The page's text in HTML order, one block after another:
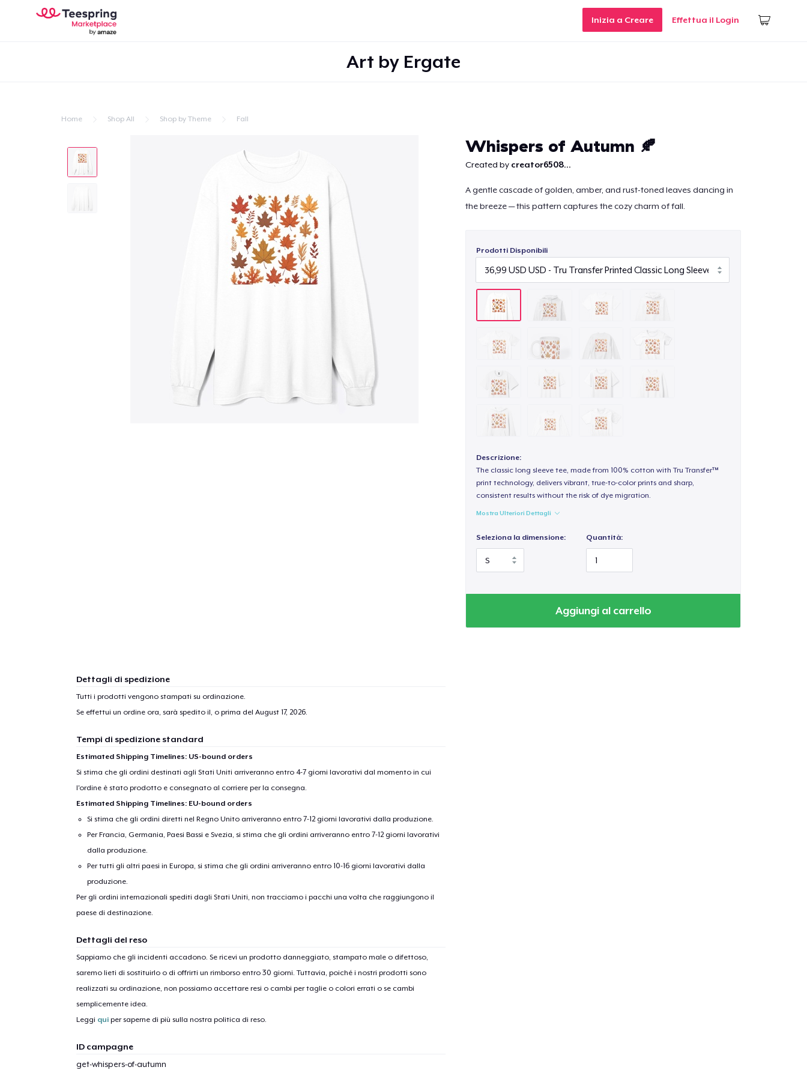
Inizia a Creare Effettua il Login
Art by Ergate
Home Shop All Shop by Theme Fall
Whispers of Autumn 🍂
Created by creator6508...
A gentle cascade of golden, amber, and rust-toned leaves dancing in
the breeze — this pattern captures the cozy charm of fall.
Prodotti Disponibili
Descrizione:
The classic long sleeve tee, made from 100% cotton with Tru Transfer™
print technology, delivers vibrant, true-to-color prints and sharp,
consistent results without the risk of dye migration.
Mostra Ulteriori Dettagli
Seleziona la dimensione: Quantità:
Aggiungi al carrello
Dettagli di spedizione
Tutti i prodotti vengono stampati su ordinazione.
Se effettui un ordine ora, sarà spedito il, o prima del August 17, 2026.
Tempi di spedizione standard
Estimated Shipping Timelines: US-bound orders
Si stima che gli ordini destinati agli Stati Uniti arriveranno entro 4-7 giorni lavorativi dal momento in cui
l'ordine è stato prodotto e consegnato al corriere per la consegna.
Estimated Shipping Timelines: EU-bound orders
Si stima che gli ordini diretti nel Regno Unito arriveranno entro 7-12 giorni lavorativi dalla produzione.
Per Francia, Germania, Paesi Bassi e Svezia, si stima che gli ordini arriveranno entro 7-12 giorni lavorativi
dalla produzione.
Per tutti gli altri paesi in Europa, si stima che gli ordini arriveranno entro 10-16 giorni lavorativi dalla
produzione.
Per gli ordini internazionali spediti dagli Stati Uniti, non tracciamo i pacchi una volta che raggiungono il
paese di destinazione.
Dettagli del reso
Sappiamo che gli incidenti accadono. Se ricevi un prodotto danneggiato, stampato male o difettoso,
saremo lieti di sostituirlo o di offrirti un rimborso entro 30 giorni. Tuttavia, poiché i nostri prodotti sono
realizzati su ordinazione, non possiamo accettare resi o cambi per taglie o colori errati o se cambi
semplicemente idea.
Leggi quiper saperne di più sulla nostra politica di reso.
ID campagne
get-whispers-of-autumn